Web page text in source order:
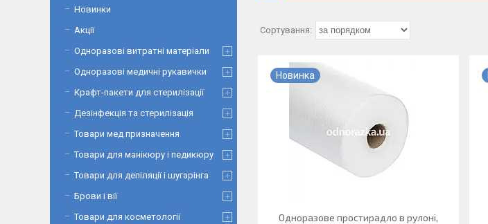
Новинка
Одноразове простирадло в рулоні,
Новинки
Акції
Одноразові витратні матеріали
Одноразові медичні рукавички
Крафт-пакети для стерилізації
Дезінфекція та стерилізація
Товари мед призначення
Товари для манікюру і педикюру
Товари для депіляції і шугарінга
Брови і вії
Товари для косметології